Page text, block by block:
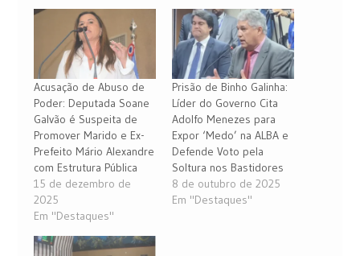
Acusação de Abuso de
Poder: Deputada Soane
Galvão é Suspeita de
Promover Marido e Ex-
Prefeito Mário Alexandre
com Estrutura Pública
15 de dezembro de
2025
Em "Destaques"
Prisão de Binho Galinha:
Líder do Governo Cita
Adolfo Menezes para
Expor ‘Medo’ na ALBA e
Defende Voto pela
Soltura nos Bastidores
8 de outubro de 2025
Em "Destaques"